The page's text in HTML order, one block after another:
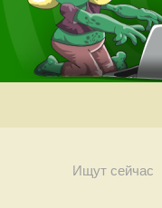
Ищут сейчас